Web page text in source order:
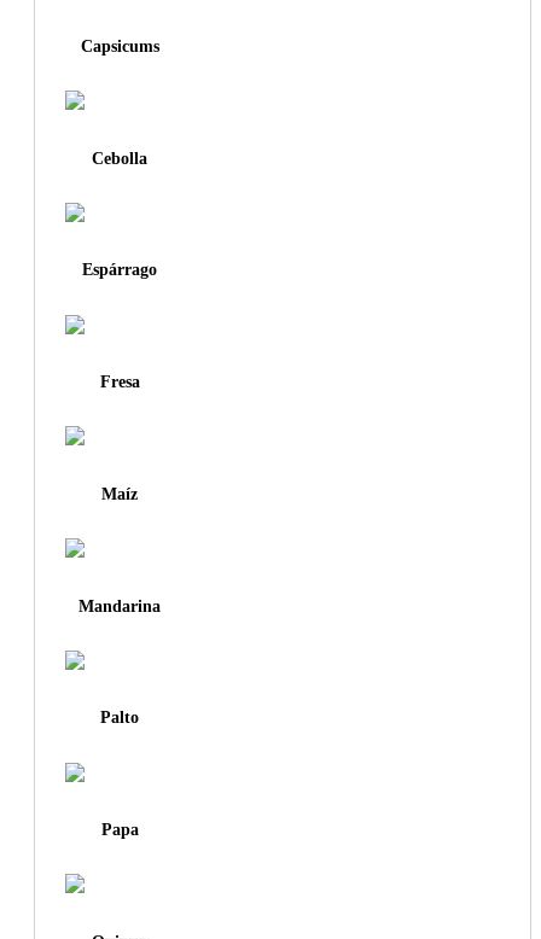
Capsicums
Cebolla
Espárrago
Fresa
Maíz
Mandarina
Palto
Papa